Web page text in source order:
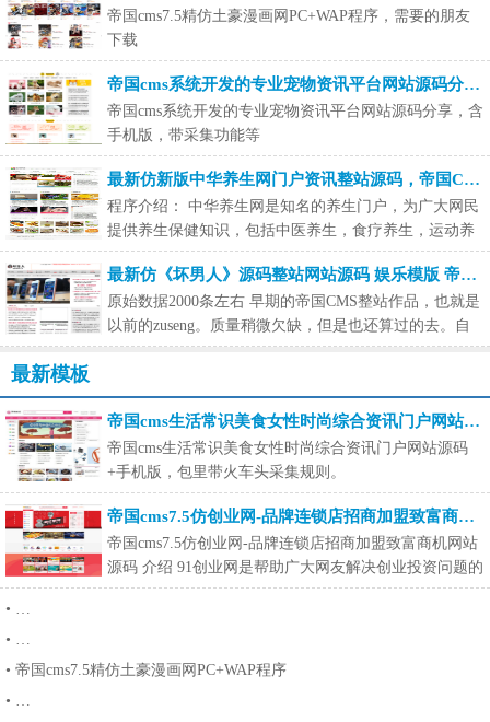
帝国cms7.5精仿土豪漫画网PC+WAP程序，需要的朋友
下载
帝国cms系统开发的专业宠物资讯平台网站源码分享，含手机版，带采集功能等
帝国cms系统开发的专业宠物资讯平台网站源码分享，含
手机版，带采集功能等
最新仿新版中华养生网门户资讯整站源码，帝国CMS内核带WAP手机端+火车头采集
程序介绍： 中华养生网是知名的养生门户，为广大网民
提供养生保健知识，包括中医养生，食疗养生，运动养
生，健
最新仿《坏男人》源码整站网站源码 娱乐模版 帝国cms内核电脑版+手机版
原始数据2000条左右 早期的帝国CMS整站作品，也就是
以前的zuseng。质量稍微欠缺，但是也还算过的去。自
己熟悉帝国
最新模板
帝国cms生活常识美食女性时尚综合资讯门户网站源码+手机版
帝国cms生活常识美食女性时尚综合资讯门户网站源码
+手机版，包里带火车头采集规则。
帝国cms7.5仿创业网-品牌连锁店招商加盟致富商机网站源码
帝国cms7.5仿创业网-品牌连锁店招商加盟致富商机网站
源码 介绍 91创业网是帮助广大网友解决创业投资问题的
招商加盟网站，
• 帝国cms7.5精仿土豪漫画网PC+WAP程序